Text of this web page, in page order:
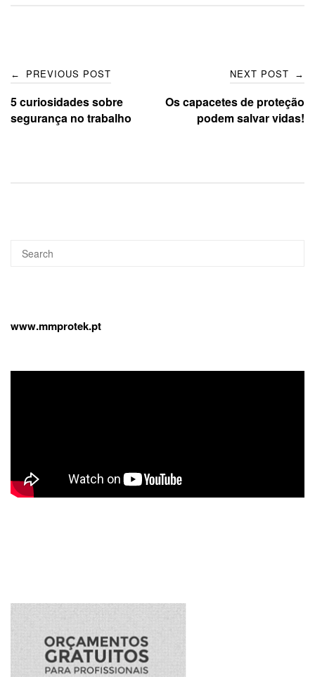
Post
navigation
← PREVIOUS POST
5 curiosidades sobre
segurança no trabalho
NEXT POST →
Os capacetes de proteção
podem salvar vidas!
Search
www.mmprotek.pt